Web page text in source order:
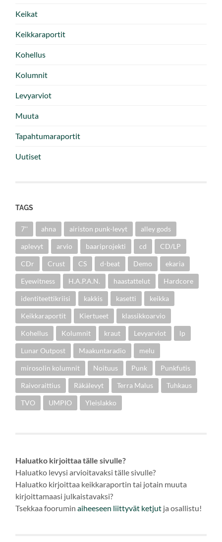
Keikat
Keikkaraportit
Kohellus
Kolumnit
Levyarviot
Muuta
Tapahtumaraportit
Uutiset
TAGS
7'' ahna airiston punk-levyt alley gods
aplevyt arvio baariprojekti cd CD/LP
CDr Crust CS d-beat Demo ekaria
Eyewitness H.A.P.A.N. haastattelut Hardcore
identiteettikriisi kakkis kasetti keikka
Keikkaraportit Kiertueet klassikkoarvio
Kohellus Kolumnit kraut Levyarviot lp
Lunar Outpost Maakuntaradio melu
mirosolin kolumnit Noituus Punk Punkfutis
Raivoraittius Räkälevyt Terra Malus Tuhkaus
TVO UMPIO Yleislakko
Haluatko kirjoittaa tälle sivulle?
Haluatko levysi arvioitavaksi tälle sivulle?
Haluatko kirjoittaa keikkaraportin tai jotain muuta
kirjoittamaasi julkaistavaksi?
Tsekkaa fooruminaiheeseen liittyvät ketjut ja osallistu!